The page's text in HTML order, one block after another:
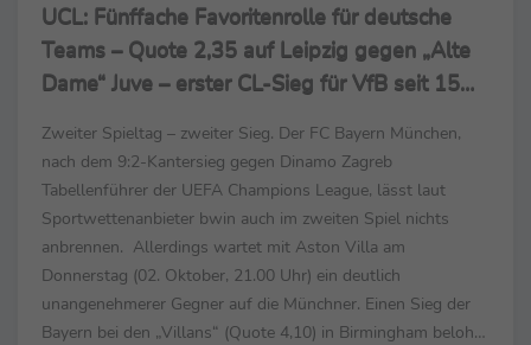
UCL: Fünffache Favoritenrolle für deutsche
Teams – Quote 2,35 auf Leipzig gegen „Alte
Dame“ Juve – erster CL-Sieg für VfB seit 15
Zweiter Spieltag – zweiter Sieg. Der FC Bayern München,
nach dem 9:2-Kantersieg gegen Dinamo Zagreb
Tabellenführer der UEFA Champions League, lässt laut
Sportwettenanbieter bwin auch im zweiten Spiel nichts
anbrennen. Allerdings wartet mit Aston Villa am
Donnerstag (02. Oktober, 21.00 Uhr) ein deutlich
unangenehmerer Gegner auf die Münchner. Einen Sieg der
Bayern bei den „Villans“ (Quote 4,10) in Birmingham belohnt